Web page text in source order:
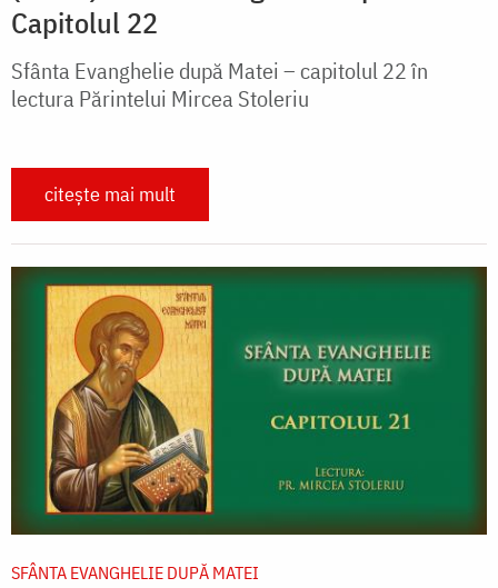
Capitolul 22
Sfânta Evanghelie după Matei – capitolul 22 în
lectura Părintelui Mircea Stoleriu
citește mai mult
SFÂNTA EVANGHELIE DUPĂ MATEI